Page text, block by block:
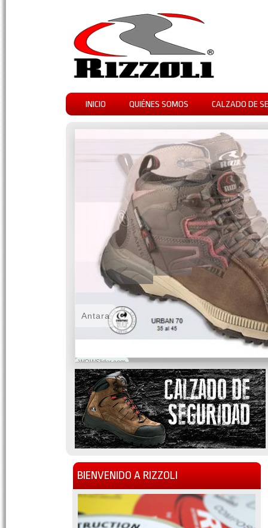
INICIO QUIÉNES SOMOS CALZADO DE
WOWSlider.com
Antara
BIENVENIDO A RIZZOLI